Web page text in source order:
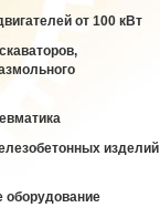
от 100 кВт
изделий
оборудование